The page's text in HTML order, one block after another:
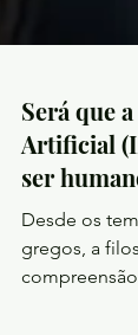
Será que
Artificial
ser
Desde os
gregos, a